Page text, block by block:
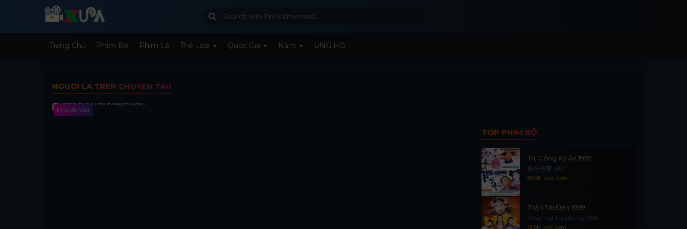
Trang Chủ Phim Bộ Phim Lẻ Thể Loại Quốc Gia Năm ỦNG HỘ
NGUOI LA TREN CHUYEN TAU
Phụ đề Việt
TOP PHIM BỘ
Thi Công Kỳ Án 1997
施公奇案 1997
89.9K lượt xem
Thần Tài Đến 1999
Thần Tài Truyền Kỳ 1999
16.5K lượt xem